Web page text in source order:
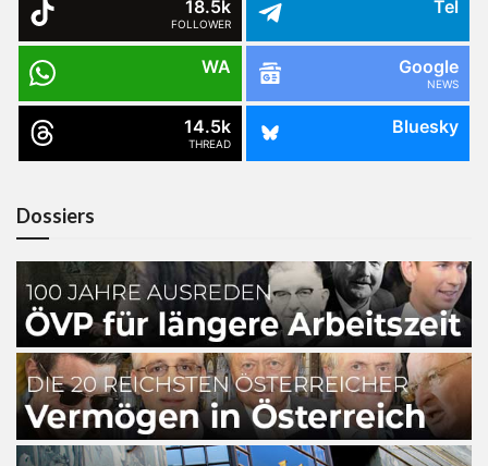
18.5k
FOLLOWER
Tel
WA Google
NEWS
14.5k
THREAD
Bluesky
Dossiers